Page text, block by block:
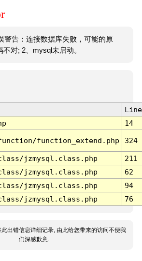
警告：连接数据库失败，可能的原
对; 2、mysql未启动。
Line
14
function_extend.php 324
jzmysql.class.php
211
jzmysql.class.php
62
jzmysql.class.php
94
jzmysql.class.php 76
此出错信息详细记录, 由此给您带来的访问不便我
们深感歉意.